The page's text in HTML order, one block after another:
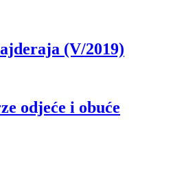
(V/2019)
odjeće i obuće